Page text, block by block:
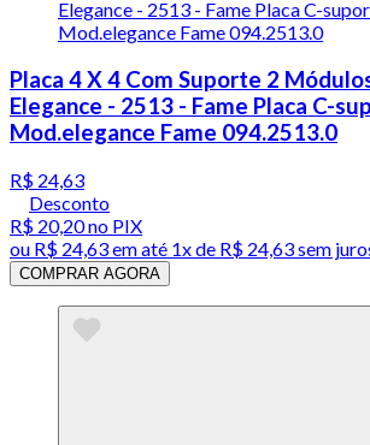
Placa 4 X 4 Com Suporte 2
Elegance - 2513 - Fame Placa C-
Mod.elegance Fame 094.2513.0
R$ 24,63
Desconto
R$ 20,20no PIX
ou R$ 24,63em até 1x de R$ 24,63sem
COMPRAR AGORA